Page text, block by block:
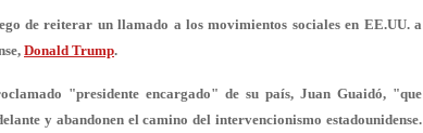
de reiterar un llamado a los movimientos sociales en EE.UU. a
Donald Trump.
"presidente encargado" de su país, Juan Guaidó, "que
y abandonen el camino del intervencionismo estadounidense.